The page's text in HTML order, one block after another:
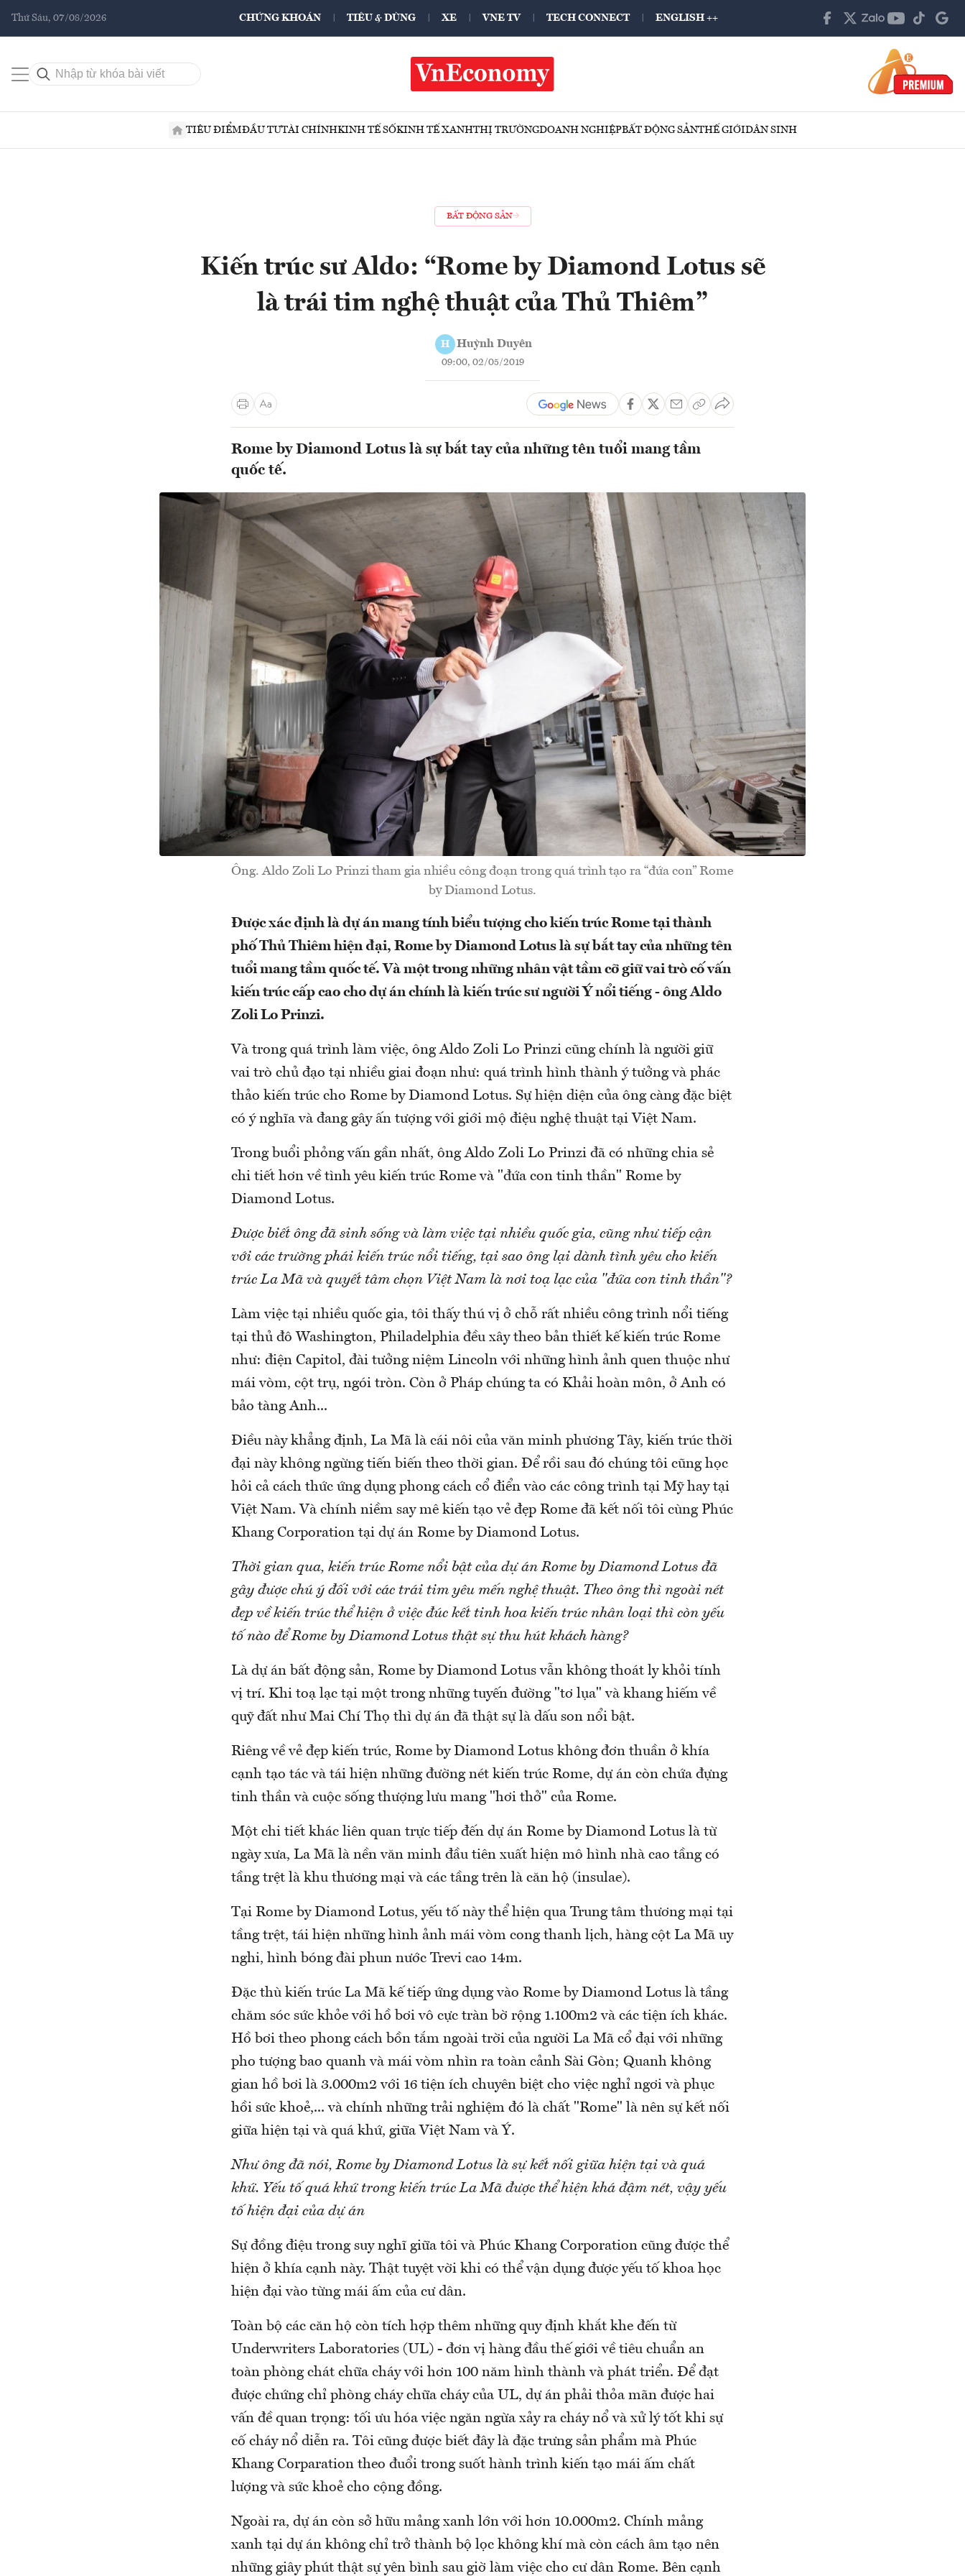
Thứ Sáu, 07/08/2026 CHỨNG KHOÁN TIÊU & DÙNG XE VNE TV TECH CONNECT ENGLISH ++
TIÊU ĐIỂMĐẦU TƯTÀI CHÍNHKINH TẾ SỐKINH TẾ XANHTHỊ TRƯỜNGDOANH NGHIỆPBẤT ĐỘNG SẢNTHẾ GIỚIDÂN SINH
BẤT ĐỘNG SẢN
Kiến trúc sư Aldo: “Rome by Diamond Lotus sẽ
là trái tim nghệ thuật của Thủ Thiêm”
H Huỳnh Duyên
09:00, 02/05/2019
Rome by Diamond Lotus là sự bắt tay của những tên tuổi mang tầm
quốc tế.
Ông. Aldo Zoli Lo Prinzi tham gia nhiều công đoạn trong quá trình tạo ra “đứa con” Rome
by Diamond Lotus.
Được xác định là dự án mang tính biểu tượng cho kiến trúc Rome tại thành
phố Thủ Thiêm hiện đại, Rome by Diamond Lotus là sự bắt tay của những tên
tuổi mang tầm quốc tế. Và một trong những nhân vật tầm cỡ giữ vai trò cố vấn
kiến trúc cấp cao cho dự án chính là kiến trúc sư người Ý nổi tiếng - ông Aldo
Zoli Lo Prinzi.
Và trong quá trình làm việc, ông Aldo Zoli Lo Prinzi cũng chính là người giữ
vai trò chủ đạo tại nhiều giai đoạn như: quá trình hình thành ý tưởng và phác
thảo kiến trúc cho Rome by Diamond Lotus. Sự hiện diện của ông càng đặc biệt
có ý nghĩa và đang gây ấn tượng với giới mộ điệu nghệ thuật tại Việt Nam.
Trong buổi phỏng vấn gần nhất, ông Aldo Zoli Lo Prinzi đã có những chia sẻ
chi tiết hơn về tình yêu kiến trúc Rome và "đứa con tinh thần" Rome by
Diamond Lotus.
Được biết ông đã sinh sống và làm việc tại nhiều quốc gia, cũng như tiếp cận
với các trường phái kiến trúc nổi tiếng, tại sao ông lại dành tình yêu cho kiến
trúc La Mã và quyết tâm chọn Việt Nam là nơi toạ lạc của "đứa con tinh thần"?
Làm việc tại nhiều quốc gia, tôi thấy thú vị ở chỗ rất nhiều công trình nổi tiếng
tại thủ đô Washington, Philadelphia đều xây theo bản thiết kế kiến trúc Rome
như: điện Capitol, đài tưởng niệm Lincoln với những hình ảnh quen thuộc như
mái vòm, cột trụ, ngói tròn. Còn ở Pháp chúng ta có Khải hoàn môn, ở Anh có
bảo tàng Anh...
Điều này khẳng định, La Mã là cái nôi của văn minh phương Tây, kiến trúc thời
đại này không ngừng tiến biến theo thời gian. Để rồi sau đó chúng tôi cũng học
hỏi cả cách thức ứng dụng phong cách cổ điển vào các công trình tại Mỹ hay tại
Việt Nam. Và chính niềm say mê kiến tạo vẻ đẹp Rome đã kết nối tôi cùng Phúc
Khang Corporation tại dự án Rome by Diamond Lotus.
Thời gian qua, kiến trúc Rome nổi bật của dự án Rome by Diamond Lotus đã
gây được chú ý đối với các trái tim yêu mến nghệ thuật. Theo ông thì ngoài nét
đẹp về kiến trúc thể hiện ở việc đúc kết tinh hoa kiến trúc nhân loại thì còn yếu
tố nào để Rome by Diamond Lotus thật sự thu hút khách hàng?
Là dự án bất động sản, Rome by Diamond Lotus vẫn không thoát ly khỏi tính
vị trí. Khi toạ lạc tại một trong những tuyến đường "tơ lụa" và khang hiếm về
quỹ đất như Mai Chí Thọ thì dự án đã thật sự là dấu son nổi bật.
Riêng về vẻ đẹp kiến trúc, Rome by Diamond Lotus không đơn thuần ở khía
cạnh tạo tác và tái hiện những đường nét kiến trúc Rome, dự án còn chứa đựng
tinh thần và cuộc sống thượng lưu mang "hơi thở" của Rome.
Một chi tiết khác liên quan trực tiếp đến dự án Rome by Diamond Lotus là từ
ngày xưa, La Mã là nền văn minh đầu tiên xuất hiện mô hình nhà cao tầng có
tầng trệt là khu thương mại và các tầng trên là căn hộ (insulae).
Tại Rome by Diamond Lotus, yếu tố này thể hiện qua Trung tâm thương mại tại
tầng trệt, tái hiện những hình ảnh mái vòm cong thanh lịch, hàng cột La Mã uy
nghi, hình bóng đài phun nước Trevi cao 14m.
Đặc thù kiến trúc La Mã kế tiếp ứng dụng vào Rome by Diamond Lotus là tầng
chăm sóc sức khỏe với hồ bơi vô cực tràn bờ rộng 1.100m2 và các tiện ích khác.
Hồ bơi theo phong cách bồn tắm ngoài trời của người La Mã cổ đại với những
pho tượng bao quanh và mái vòm nhìn ra toàn cảnh Sài Gòn; Quanh không
gian hồ bơi là 3.000m2 với 16 tiện ích chuyên biệt cho việc nghỉ ngơi và phục
hồi sức khoẻ,... và chính những trải nghiệm đó là chất "Rome" là nên sự kết nối
giữa hiện tại và quá khứ, giữa Việt Nam và Ý.
Như ông đã nói, Rome by Diamond Lotus là sự kết nối giữa hiện tại và quá
khứ. Yếu tố quá khứ trong kiến trúc La Mã được thể hiện khá đậm nét, vậy yếu
tố hiện đại của dự án
Sự đồng điệu trong suy nghĩ giữa tôi và Phúc Khang Corporation cũng được thể
hiện ở khía cạnh này. Thật tuyệt vời khi có thể vận dụng được yếu tố khoa học
hiện đại vào từng mái ấm của cư dân.
Toàn bộ các căn hộ còn tích hợp thêm những quy định khắt khe đến từ
Underwriters Laboratories (UL) - đơn vị hàng đầu thế giới về tiêu chuẩn an
toàn phòng chát chữa cháy với hơn 100 năm hình thành và phát triển. Để đạt
được chứng chỉ phòng cháy chữa cháy của UL, dự án phải thỏa mãn được hai
vấn đề quan trọng: tối ưu hóa việc ngăn ngừa xảy ra cháy nổ và xử lý tốt khi sự
cố cháy nổ diễn ra. Tôi cũng được biết đây là đặc trưng sản phẩm mà Phúc
Khang Corparation theo đuổi trong suốt hành trình kiến tạo mái ấm chất
lượng và sức khoẻ cho cộng đồng.
Ngoài ra, dự án còn sở hữu mảng xanh lớn với hơn 10.000m2. Chính mảng
xanh tại dự án không chỉ trở thành bộ lọc không khí mà còn cách âm tạo nên
những giây phút thật sự yên bình sau giờ làm việc cho cư dân Rome. Bên cạnh